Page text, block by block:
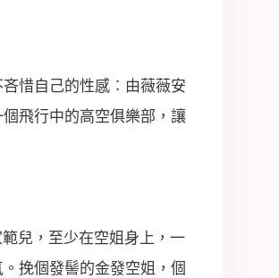
惜自己的性感︰由薇薇安
飛行中的高空俱樂部，讓
兒，至少在空姐身上，一
挽個發髻的金發空姐，個